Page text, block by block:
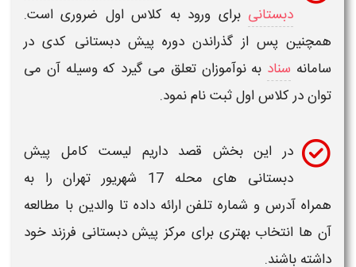
دبستانیبرای ورود به کلاس اول ضروری است.
پس از گذراندن دورهپیش دبستانیکدی در
سناد به نوآموزان تعلق می گیرد که وسیله آن می
در کلاس اول ثبت نام نمود.
در این بخش قصد داریملیست کامل پیش
دبستانی های محله 17 شهریور تهران
را به
آدرسوشماره تلفن ارائه داده تا والدین با مطالعه
ها انتخاب بهتری برای مرکز پیش دبستانیفرزند خود
باشند.